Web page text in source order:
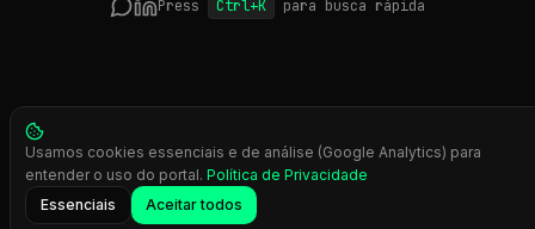
Press Ctrl+K para busca rápida
Usamos cookies essenciais e de análise (Google Analytics) para
entender o uso do portal. Política de Privacidade
Essenciais
Aceitar todos